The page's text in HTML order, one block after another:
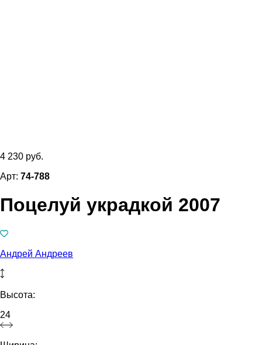
4 230 руб.
Арт: 74-788
Поцелуй украдкой 2007
Андрей Андреев
Высота:
24